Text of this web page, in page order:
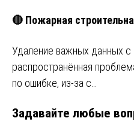
🔴 Пожарная
Удаление важных данных с
распространённая
по ошибке, из-за с…
Задавайте любые